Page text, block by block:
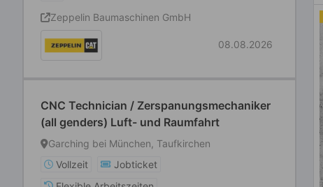
Zeppelin Baumaschinen GmbH
08.08.2026
CNC Technician / Zerspanungsmechaniker
(all genders) Luft- und Raumfahrt
Garching bei München, Taufkirchen
Vollzeit
Jobticket